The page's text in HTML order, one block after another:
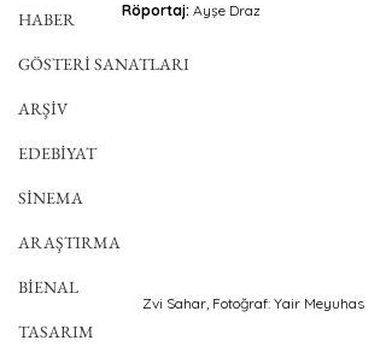
HABER
GÖSTERİ SANATLARI
ARŞİV
EDEBİYAT
SİNEMA
ARAŞTIRMA
BİENAL
TASARIM
Röportaj: Ayşe Draz
Zvi Sahar, Fotoğraf: Yair Meyuhas